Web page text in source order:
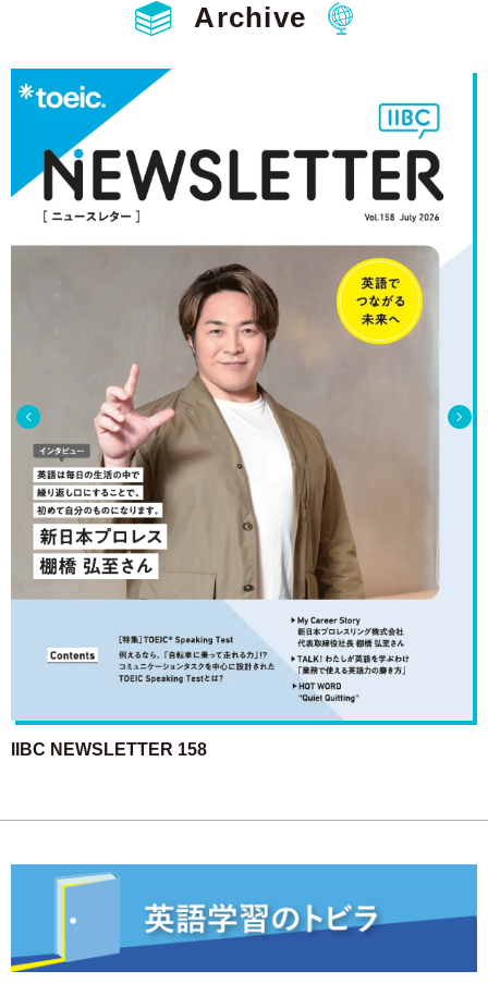
Archive
IIBC NEWSLETTER 158